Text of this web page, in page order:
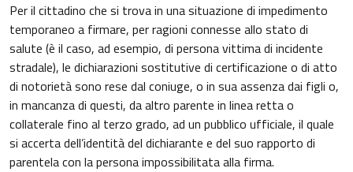
Per il cittadino che si trova in una situazione di impedimento
temporaneo a firmare, per ragioni connesse allo stato di
salute (è il caso, ad esempio, di persona vittima di incidente
stradale), le dichiarazioni sostitutive di certificazione o di atto
di notorietà sono rese dal coniuge, o in sua assenza dai figli o,
in mancanza di questi, da altro parente in linea retta o
collaterale fino al terzo grado, ad un pubblico ufficiale, il quale
si accerta dell’identità del dichiarante e del suo rapporto di
parentela con la persona impossibilitata alla firma.